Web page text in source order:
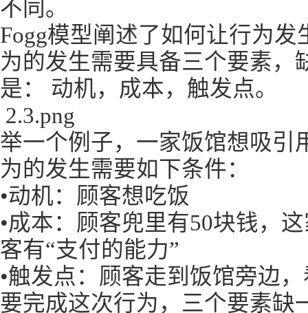
不同。
Fogg模型阐述了如何让行为发
为的发生需要具备三个要素，
是： 动机，成本，触发点。
2.3.png
举一个例子，一家饭馆想吸引
为的发生需要如下条件：
•动机：顾客想吃饭
•成本：顾客兜里有50块钱，
客有“支付的能力”
•触发点：顾客走到饭馆旁边
要完成这次行为，三个要素缺